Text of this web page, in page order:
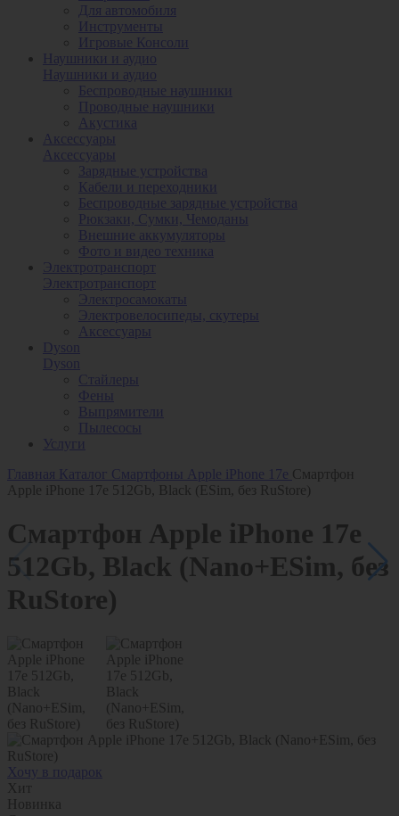
Для автомобиля
Инструменты
Игровые Консоли
Наушники и аудио
Наушники и аудио
Беспроводные наушники
Проводные наушники
Акустика
Аксессуары
Аксессуары
Зарядные устройства
Кабели и переходники
Беспроводные зарядные устройства
Рюкзаки, Сумки, Чемоданы
Внешние аккумуляторы
Фото и видео техника
Электротранспорт
Электротранспорт
Электросамокаты
Электровелосипеды, скутеры
Аксессуары
Dyson
Dyson
Стайлеры
Фены
Выпрямители
Пылесосы
Услуги
Главная Каталог Смартфоны Apple iPhone 17e Смартфон
Apple iPhone 17e 512Gb, Black (ESim, без RuStore)
Смартфон Apple iPhone 17e
512Gb, Black (Nano+ESim, без
RuStore)
Хочу в подарок
Хит
Новинка